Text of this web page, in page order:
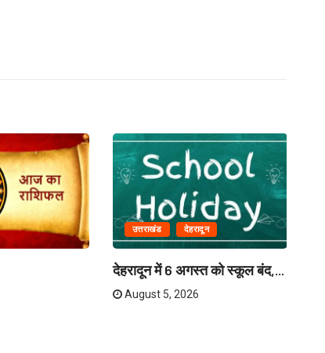
उत्तराखंड देहरादून
देहरादून में 6 अगस्त को स्कूल बंद,...
August 5, 2026